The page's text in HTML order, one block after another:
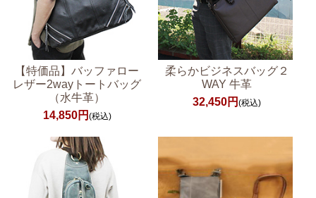
【特価品】バッファロー
レザー2wayトートバッグ
（水牛革）
14,850円 (税込)
柔らかビジネスバッグ２
WAY 牛革
32,450円(税込)